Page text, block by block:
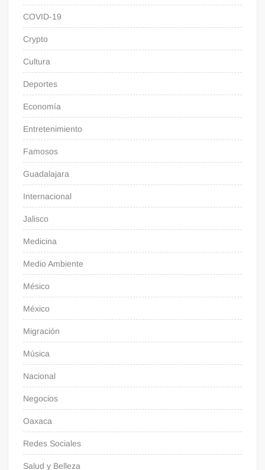
COVID-19
Crypto
Cultura
Deportes
Economía
Entretenimiento
Famosos
Guadalajara
Internacional
Jalisco
Medicina
Medio Ambiente
Mésico
México
Migración
Música
Nacional
Negocios
Oaxaca
Redes Sociales
Salud y Belleza